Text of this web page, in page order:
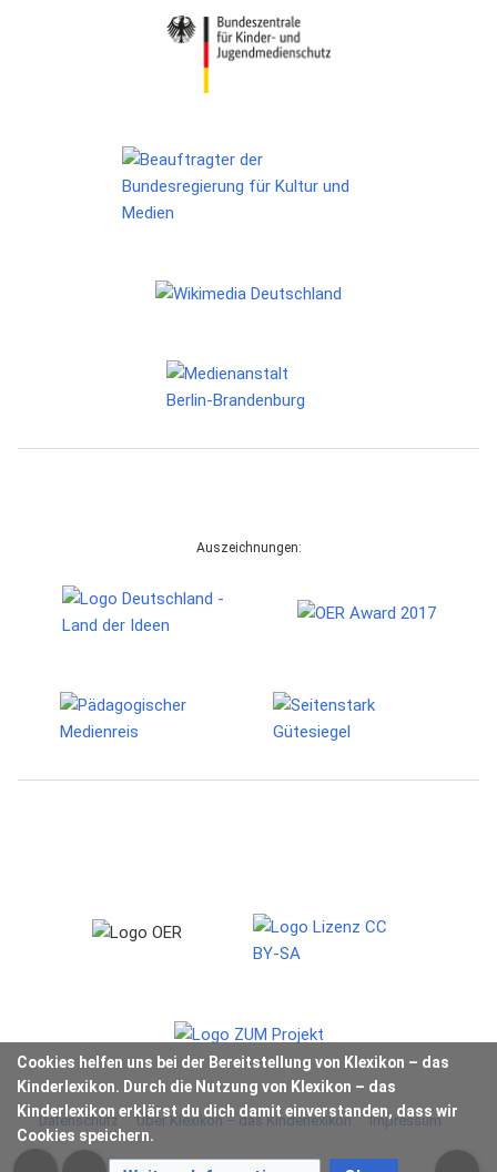
Cookies helfen uns bei der Bereitstellung von Klexikon – das
Kinderlexikon. Durch die Nutzung von Klexikon – das
Kinderlexikon erklärst du dich damit einverstanden, dass wir
Cookies speichern.
Auszeichnungen:
Datenschutz Über Klexikon – das Kinderlexikon Impressum